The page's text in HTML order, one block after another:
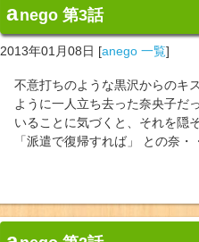
anego 第3話
2013年01月08日 [anego 一覧]
不意打ちのような黒沢からのキ
ように一人立ち去った奈央子だ
いることに気づくと、それを隠
「派遣で復帰すれば」 との奈・